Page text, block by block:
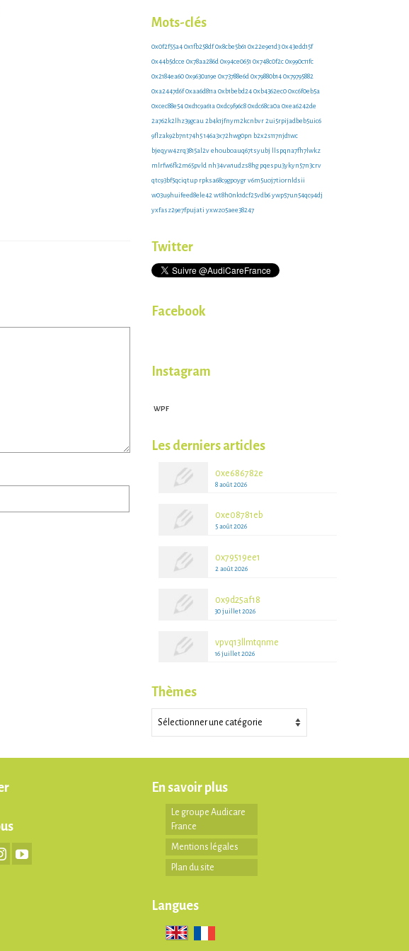
Mots-clés
0x0f2f55a4 0x1fb258df 0x8cbe5b61 0x22e9e1d3 0x43edd15f
0x44b5dcce 0x78aa286d 0x94ce0651 0x748c0f2c 0x990c11fc
0x2184ea60 0x9630a19e 0x73788e6d 0x79880b14 0x79795882
0xa2447d6f 0xaa6d811a 0xb1bebd24 0xb4362ec0 0xc6f0eb5a
0xcec88e54 0xd1c9a61a 0xdc9f96c8 0xdc68ca0a 0xea6242de
2a762k2lhz39gcau 2b4k1jfnym2kcnbvr 2ui5rpijadbeb5uic6
9flzak92b7nt74h5146a3x72hwg0pn b2x2s117njd1wc
bjeqyw4zrq3815al2v ehouboauq67tsyubj llspqna7fh7lwkz
mlrfw6fk2m65pvld nh34vw1udzs8hg pqespu3ykyn57n3crv
qtc93bf5qciqtup rpksa68c9gpoygr v6m5uoj7tiornldsii
w03u9huifeed8ele42 wt8h0nk1dcf25vdb6 ywp57un54qc94dj
yxfasz29e7fpujati yxwzo5aee38247
Twitter
Facebook
Instagram
WPF
Les derniers articles
0xe686782e
8 août 2026
0xe08781eb
5 août 2026
0x79519ee1
2 août 2026
0x9d25af18
30 juillet 2026
vpvq13llmtqnme
16 juillet 2026
Thèmes
Thèmes
En savoir plus
Le groupe Audicare
France
Mentions légales
Plan du site
Langues